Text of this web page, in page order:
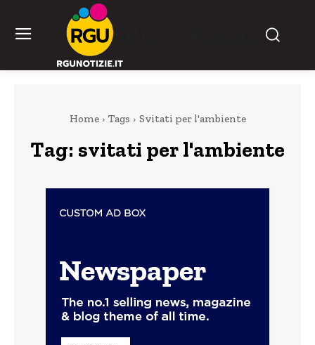
Home Tags Svitati per l'ambiente
Tag: svitati per l'ambiente